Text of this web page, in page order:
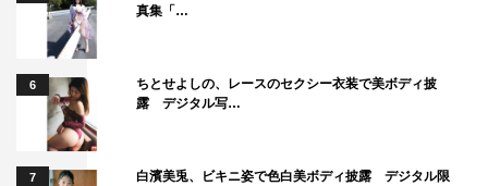
真集「…
6
ちとせよしの、レースのセクシー衣装で美ボディ披
露 デジタル写…
7
白濱美兎、ビキニ姿で色白美ボディ披露 デジタル限